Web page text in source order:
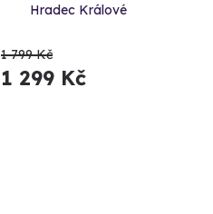
Hradec Králové
1 799 Kč
1 299 Kč